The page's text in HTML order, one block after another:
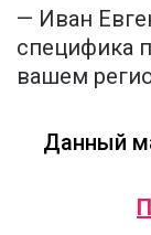
— Иван
специфика
вашем
Данный